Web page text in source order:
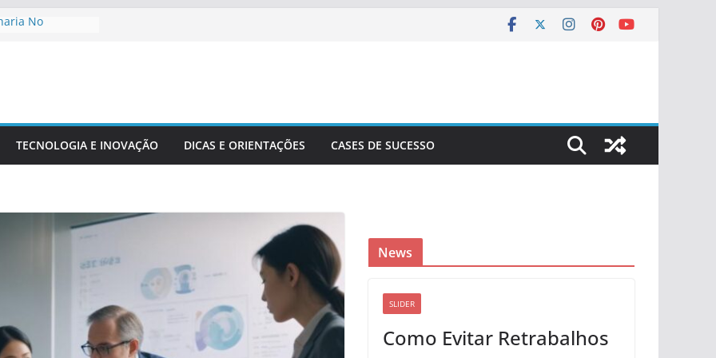
No
Civil Na
Aplicadas
TECNOLOGIA E INOVAÇÃO DICAS E ORIENTAÇÕES CASES DE SUCESSO
News
SLIDER
Como Evitar Retrabalhos